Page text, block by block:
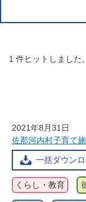
1 件ヒットしました
2021年8月31日
佐那河内村子育て
一括ダウン
くらし・教育